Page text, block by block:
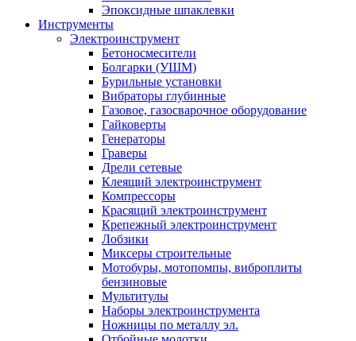
Эпоксидные шпаклевки
Инструменты
Электроинструмент
Бетоносмесители
Болгарки (УШМ)
Бурильные установки
Вибраторы глубинные
Газовое, газосварочное оборудование
Гайковерты
Генераторы
Граверы
Дрели сетевые
Клеящий электроинструмент
Компрессоры
Красящий электроинструмент
Крепежный электроинструмент
Лобзики
Миксеры строительные
Мотобуры, мотопомпы, виброплиты
бензиновые
Мультитулы
Наборы электроинструмента
Ножницы по металлу эл.